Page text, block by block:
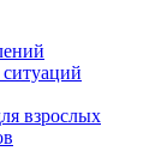
взрослых